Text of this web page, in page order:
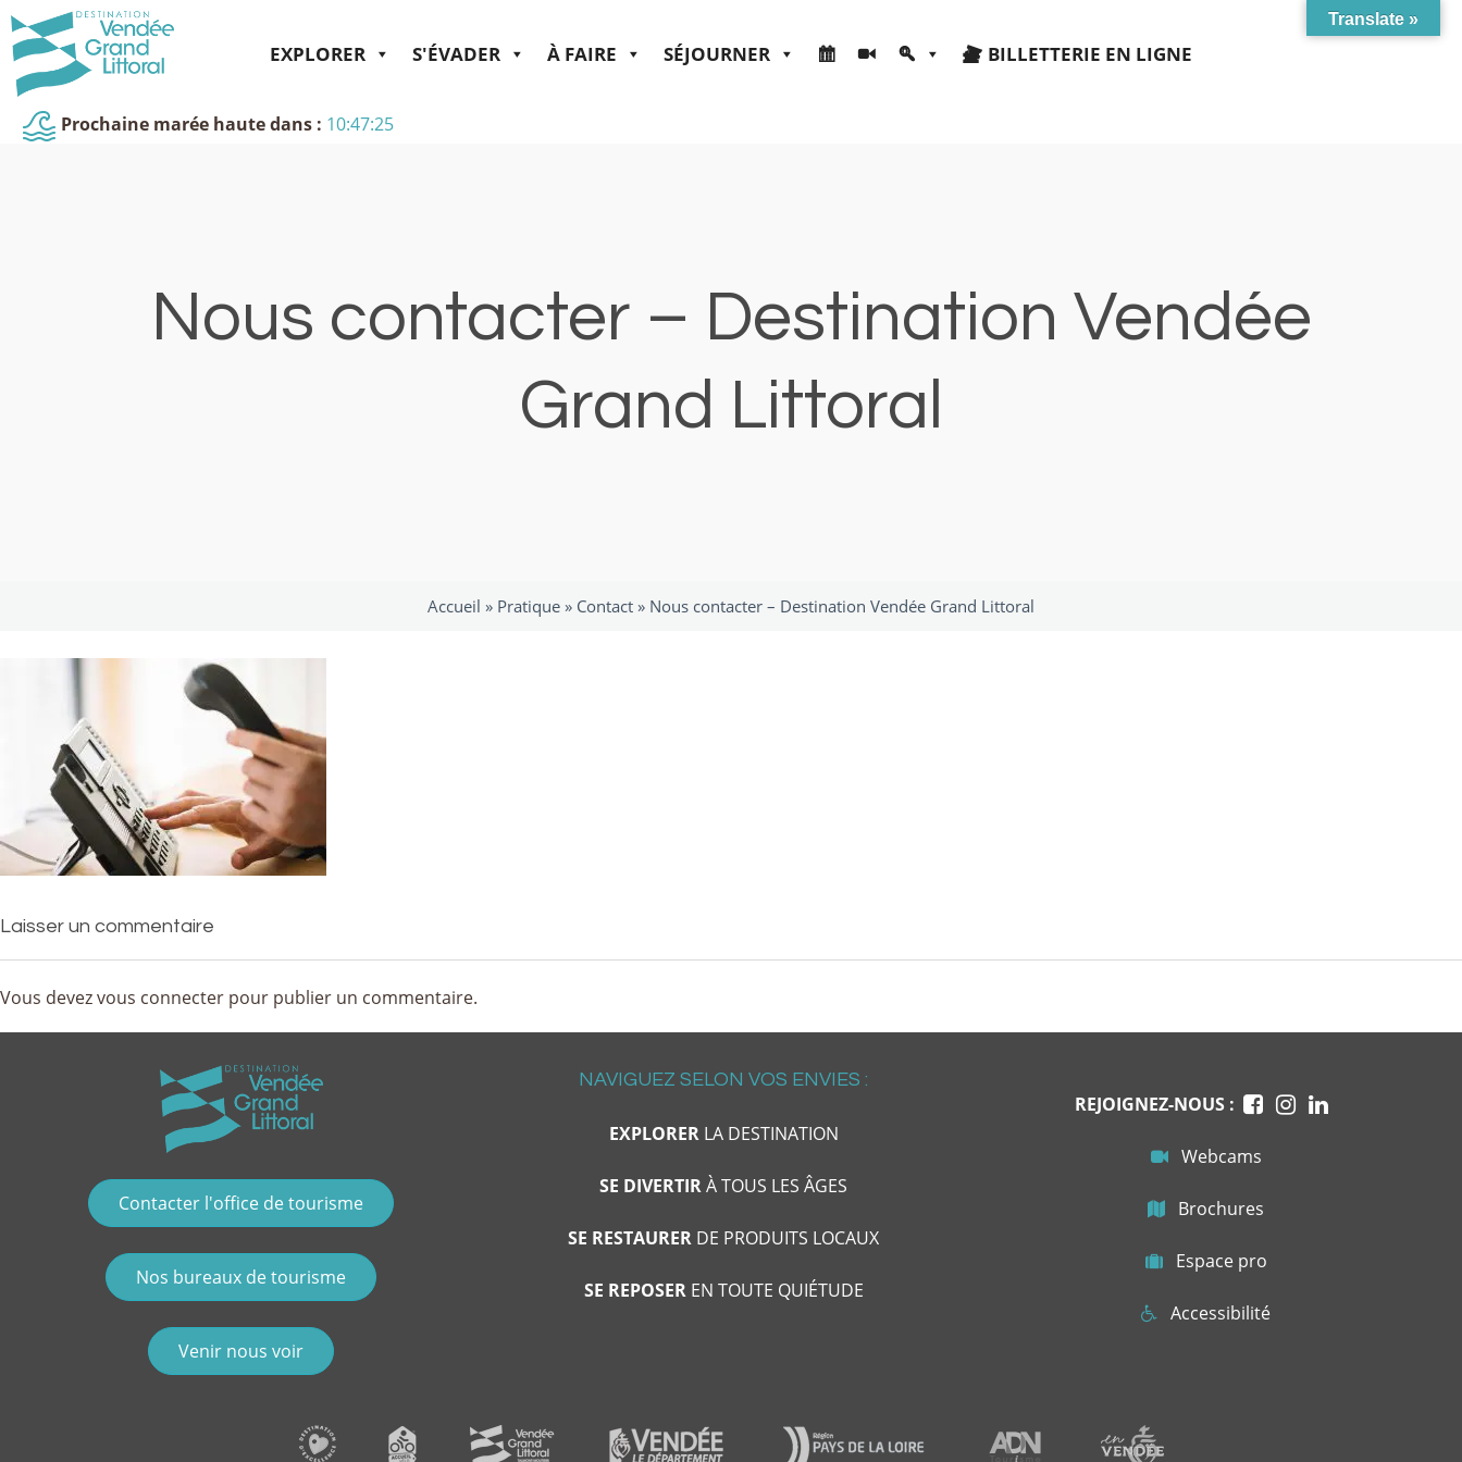
EXPLORER S'ÉVADER À FAIRE SÉJOURNER BILLETTERIE EN LIGNE
Prochaine marée haute dans : 10:47:25
Nous contacter – Destination Vendée
Grand Littoral
Accueil » Pratique » Contact » Nous contacter – Destination Vendée Grand Littoral
Laisser un commentaire
Vous devezvous connecter pour publier un commentaire.
Contacter l'office de tourisme
Nos bureaux de tourisme
Venir nous voir
NAVIGUEZ SELON VOS ENVIES :
EXPLORERLA DESTINATION
SE DIVERTIRÀ TOUS LES ÂGES
SE RESTAURER DE PRODUITS LOCAUX
SE REPOSEREN TOUTE QUIÉTUDE
REJOIGNEZ-NOUS :
Webcams
Brochures
Espace pro
Accessibilité
Translate »